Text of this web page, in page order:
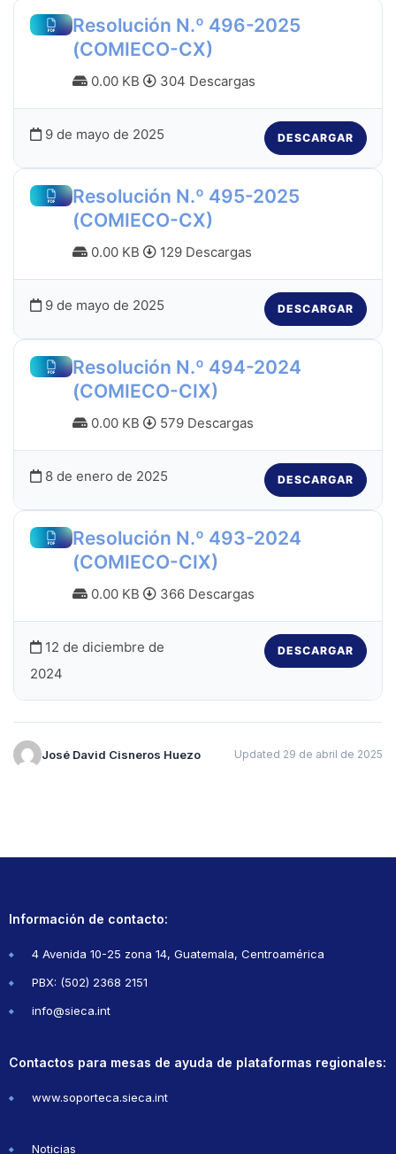
Resolución N.º 496-2025
(COMIECO-CX)
0.00 KB 304 Descargas
9 de mayo de 2025 DESCARGAR
Resolución N.º 495-2025
(COMIECO-CX)
0.00 KB 129 Descargas
9 de mayo de 2025 DESCARGAR
Resolución N.º 494-2024
(COMIECO-CIX)
0.00 KB 579 Descargas
8 de enero de 2025 DESCARGAR
Resolución N.º 493-2024
(COMIECO-CIX)
0.00 KB 366 Descargas
12 de diciembre de
2024
DESCARGAR
José David Cisneros Huezo Updated 29 de abril de 2025
Información de contacto:
4 Avenida 10-25 zona 14, Guatemala, Centroamérica
PBX: (502) 2368 2151
info@sieca.int
Contactos para mesas de ayuda de plataformas regionales:
www.soporteca.sieca.int
Noticias